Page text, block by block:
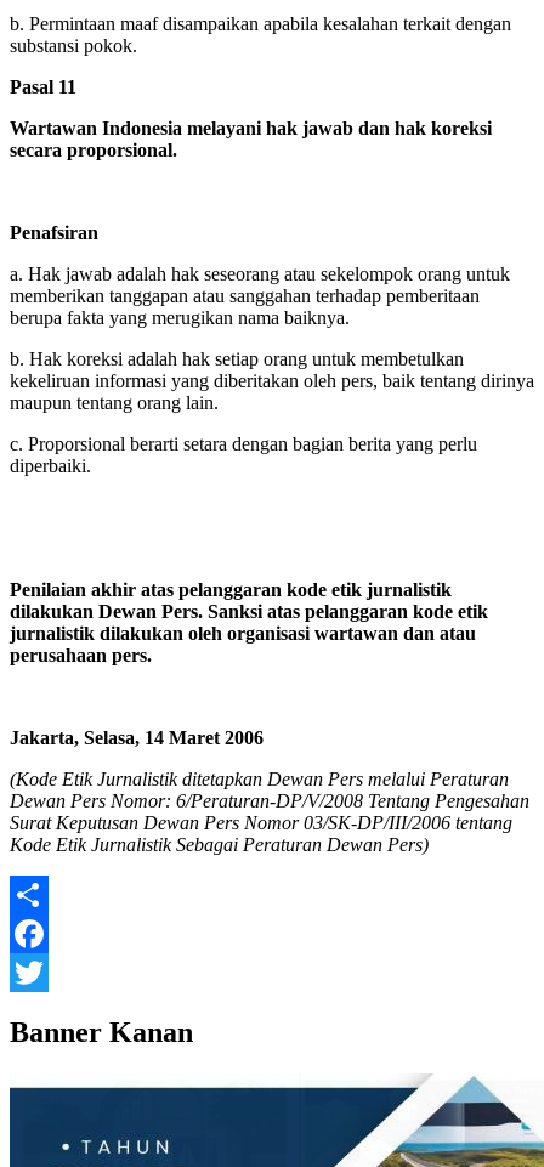
b. Permintaan maaf disampaikan apabila kesalahan terkait dengan
substansi pokok.
Pasal 11
Wartawan Indonesia melayani hak jawab dan hak koreksi
secara proporsional.
Penafsiran
a. Hak jawab adalah hak seseorang atau sekelompok orang untuk
memberikan tanggapan atau sanggahan terhadap pemberitaan
berupa fakta yang merugikan nama baiknya.
b. Hak koreksi adalah hak setiap orang untuk membetulkan
kekeliruan informasi yang diberitakan oleh pers, baik tentang dirinya
maupun tentang orang lain.
c. Proporsional berarti setara dengan bagian berita yang perlu
diperbaiki.
Penilaian akhir atas pelanggaran kode etik jurnalistik
dilakukan Dewan Pers. Sanksi atas pelanggaran kode etik
jurnalistik dilakukan oleh organisasi wartawan dan atau
perusahaan pers.
Jakarta, Selasa, 14 Maret 2006
(Kode Etik Jurnalistik ditetapkan Dewan Pers melalui Peraturan
Dewan Pers Nomor: 6/Peraturan-DP/V/2008 Tentang Pengesahan
Surat Keputusan Dewan Pers Nomor 03/SK-DP/III/2006 tentang
Kode Etik Jurnalistik Sebagai Peraturan Dewan Pers)
Share
Facebook
Banner Kanan